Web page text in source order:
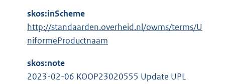
skos:inScheme
http://standaarden.overheid.nl/owms/terms/U
niformeProductnaam
skos:note
2023-02-06 KOOP23020555 Update UPL